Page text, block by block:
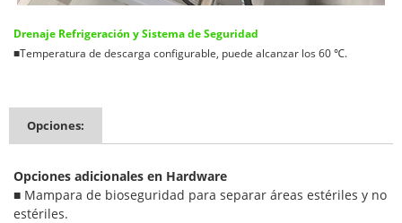
Drenaje Refrigeración y Sistema de Seguridad
■Temperatura de descarga configurable, puede alcanzar los 60 ℃.
Opciones:
Opciones adicionales en Hardware
■ Mampara de bioseguridad para separar áreas estériles y no
estériles.